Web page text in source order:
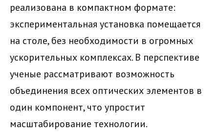
реализована в компактном формате:
экспериментальная установка помещается
на столе, без необходимости в огромных
ускорительных комплексах. В перспективе
ученые рассматривают возможность
объединения всех оптических элементов в
один компонент, что упростит
масштабирование технологии.